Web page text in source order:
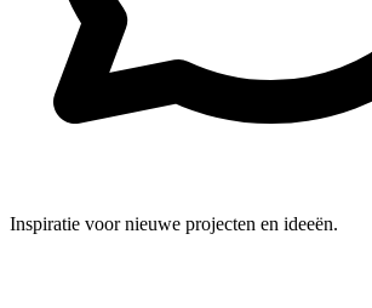
Inspiratie voor nieuwe projecten en ideeën.